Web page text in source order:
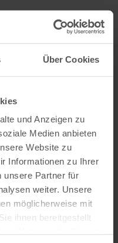
Über Cookies
und Anzeigen zu
Medien anbieten
Website zu
Informationen zu Ihrer
unsere Partner für
weiter. Unsere
möglicherweise mit
ihnen bereitgestellt
INTERACTIEVE KAART
Mijn
Filter openen